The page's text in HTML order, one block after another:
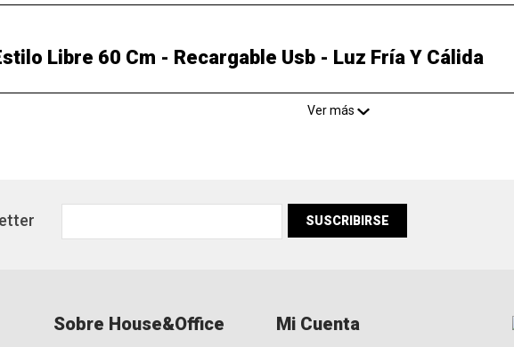
Libre 60 Cm - Recargable Usb - Luz Fría Y Cálida
Ver más
SUSCRIBIRSE
Sobre House&Office Mi Cuenta